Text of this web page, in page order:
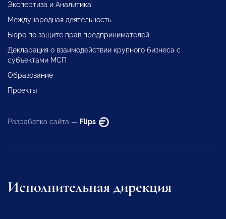
Экспертиза и Аналитика
Международная деятельность
Бюро по защите прав предпринимателей
Декларация о взаимодействии крупного бизнеса с
субъектами МСП
Образование
Проекты
Разработка сайта — Flips
Исполнительная дирекция